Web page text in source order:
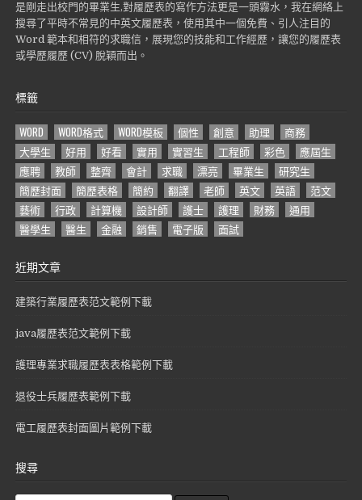
是剛走出校門的畢業生,對履歷表的寫作方法更是一頭霧水，我在網絡上
搜尋了平時不常見的中英文履歷表，使用其中一個免費、引人注目的
Word 範本和相符的求職信，展現您的技能和工作經歷，讓您的履歷表
或學歷履歷 (CV) 脫穎而出。
標籤
WORD WORD格式 WORD模板 個性 創意 助理
商務
大學生
好用 好看 實用 實習生 工程師 彩色
應屆生
應聘
教師 整齊 會計 求職 漂亮 畢業生
研究生
簡歷封面
簡歷表格 簡約 翻譯 老師 英文 英語
范文
藝術
行政 計算機 設計師 護士 護理 財務
通用
醫學生
醫生 金融 銷售 電子版 面試
近期文章
建築行業履歷表范文範例下載
java履歷表范文範例下載
護理專業求職履歷表表格範例下載
退役士兵履歷表範例下載
電工履歷表封面圖片範例下載
搜尋